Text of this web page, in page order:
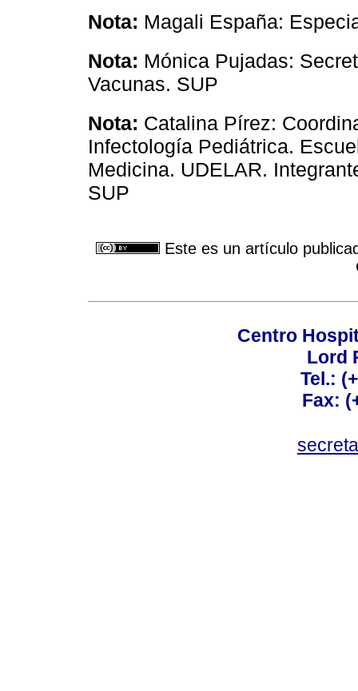
Nota: Magali España:
Nota: Mónica Pujadas:
Vacunas. SUP
Nota: Catalina Pírez:
Infectología Pediátrica.
Medicina. UDELAR.
SUP
Este es un artículo
Centro
Lord
Tel.:
Fax: